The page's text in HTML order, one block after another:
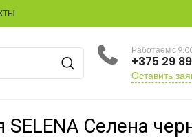
Работаем с
+375 29
Оставить
SELENA Селена